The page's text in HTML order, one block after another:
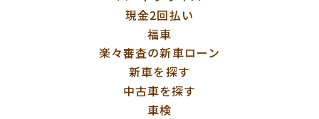
現金2回払い
福車
楽々審査の新車ローン
新車を探す
中古車を探す
車検